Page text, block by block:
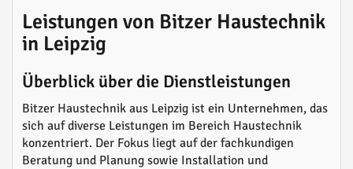
Leistungen von Bitzer Haustechnik
in Leipzig
Überblick über die Dienstleistungen
Bitzer Haustechnik aus Leipzig ist ein Unternehmen, das
sich auf diverse Leistungen im Bereich Haustechnik
konzentriert. Der Fokus liegt auf der fachkundigen
Beratung und Planung sowie Installation und